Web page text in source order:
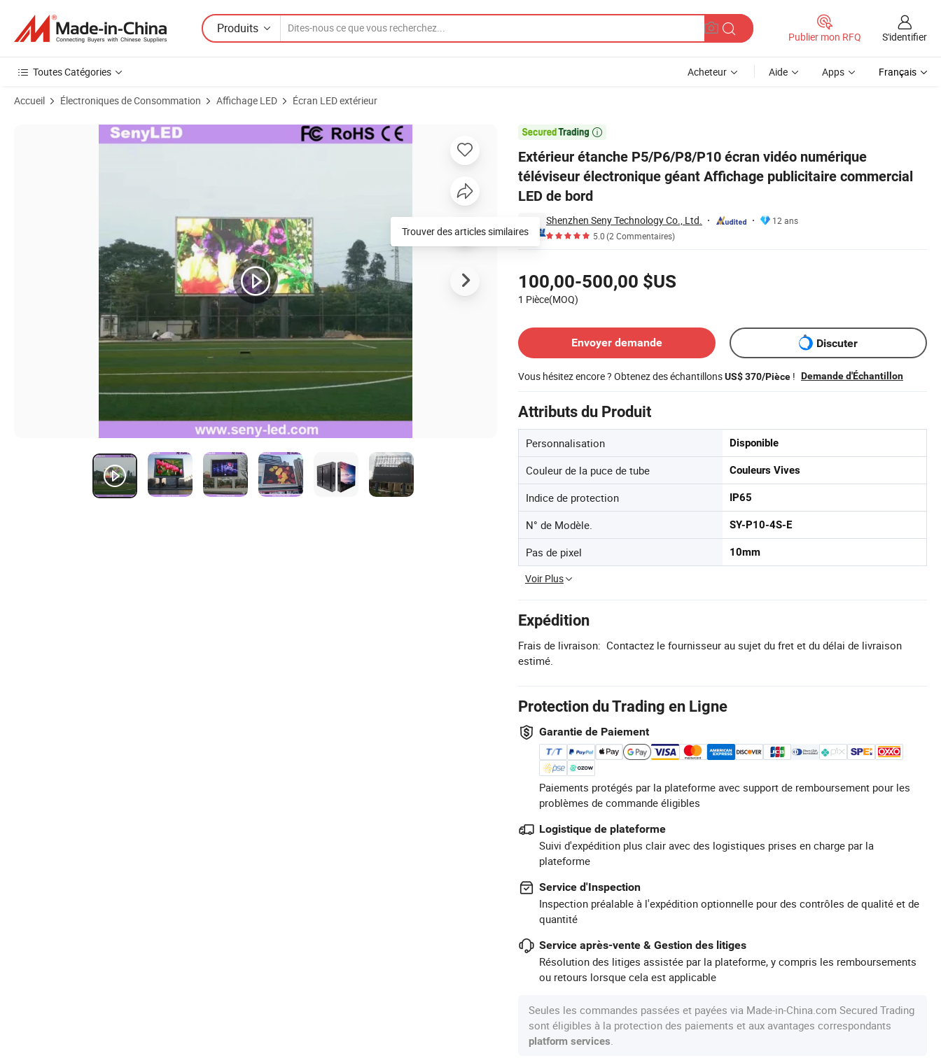
Produits
Publier mon RFQ S'identifier
Toutes Catégories Acheteur Aide Apps Français
Accueil Électroniques de Consommation Affichage LED Écran LED extérieur

Extérieur étanche P5/P6/P8/P10 écran vidéo numérique
téléviseur électronique géant Affichage publicitaire commercial
LED de bord
Shenzhen Seny Technology Co., Ltd.
12 ans
5.0(2 Commentaires)
100,00-500,00 $US
1 Pièce(MOQ)
Envoyer demande
Discuter
Vous hésitez encore ? Obtenez des échantillonsUS$ 370/Pièce ! Demande d'Échantillon
Attributs du Produit
Personnalisation Disponible
Couleur de la puce de tube Couleurs Vives
Indice de protection IP65
N° de Modèle. SY-P10-4S-E
Pas de pixel 10mm
Voir Plus
Expédition
Frais de livraison: Contactez le fournisseur au sujet du fret et du délai de livraison
estimé.
Protection du Trading en Ligne
Garantie de Paiement
Paiements protégés par la plateforme avec support de remboursement pour les
problèmes de commande éligibles
Logistique de plateforme
Suivi d'expédition plus clair avec des logistiques prises en charge par la
plateforme
Service d'Inspection
Inspection préalable à l'expédition optionnelle pour des contrôles de qualité et de
quantité
Service après-vente & Gestion des litiges
Résolution des litiges assistée par la plateforme, y compris les remboursements
ou retours lorsque cela est applicable
Seules les commandes passées et payées via Made-in-China.com Secured Trading
sont éligibles à la protection des paiements et aux avantages correspondants
platform services.
Images du produit de Extérieur étanche P5/P6/P8/P10 écran vidéo numérique téléviseur électronique géant Affichage publicitaire commercial LED de bord
Trouver des articles similaires